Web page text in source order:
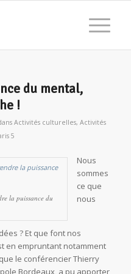
du mental,
!
Activités culturelles, Activités
5
la puissance du
Nous
sommes
ce que
nous
? Et que font nos
en empruntant notamment
le conférencier Thierry
Bordeaux, a pu apporter